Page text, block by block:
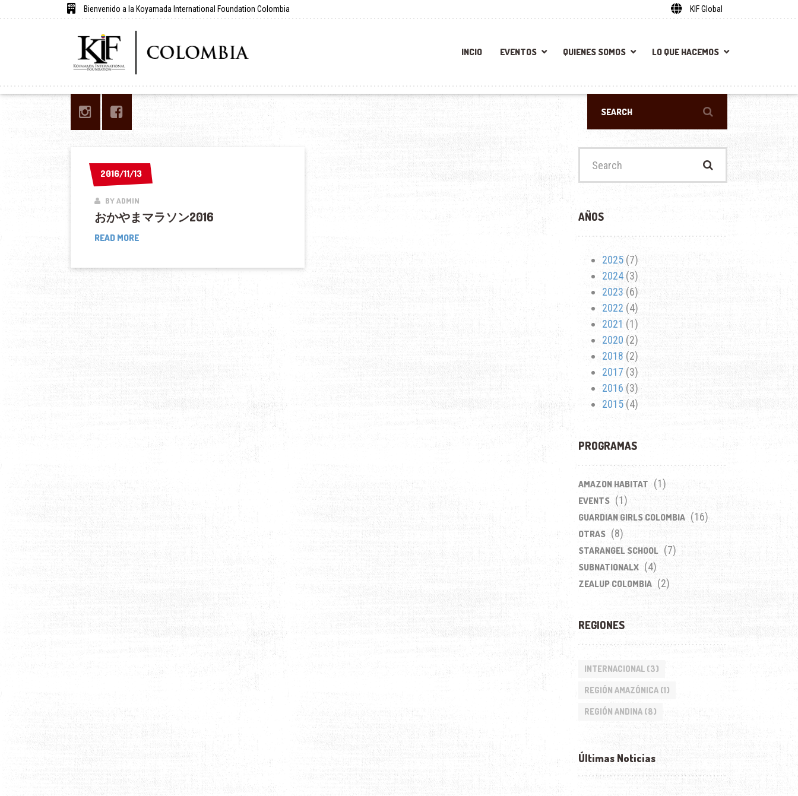
Bienvenido a la Koyamada International Foundation Colombia KIF Global
INCIO EVENTOS QUIENES SOMOS LO QUE HACEMOS
2016/11/13
2016/11/13
BY ADMIN
おかやまマラソン2016
READ MOREお
ま
2016
AÑOS
2025(7)
2024(3)
2023 (6)
2022 (4)
2021 (1)
2020 (2)
2018 (2)
2017 (3)
2016 (3)
2015(4)
PROGRAMAS
AMAZON HABITAT (1)
EVENTS (1)
GUARDIAN GIRLS COLOMBIA (16)
OTRAS (8)
STARANGEL SCHOOL (7)
SUBNATIONALX (4)
ZEALUP COLOMBIA (2)
REGIONES
INTERNACIONAL(3)
REGIÓN AMAZÓNICA(1)
REGIÓN ANDINA(8)
Últimas Noticias